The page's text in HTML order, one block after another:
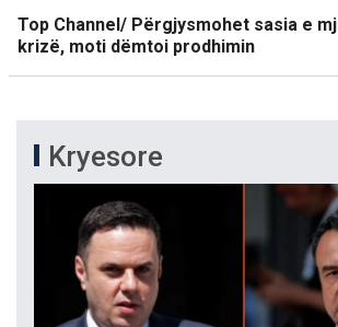
Top Channel/ Përgjysmohet sasia e
krizë, moti dëmtoi prodhimin
Kryesore